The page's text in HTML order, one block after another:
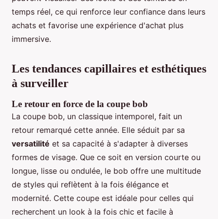
temps réel, ce qui renforce leur confiance dans leurs
achats et favorise une expérience d'achat plus
immersive.
Les tendances capillaires et esthétiques
à surveiller
Le retour en force de la coupe bob
La coupe bob, un classique intemporel, fait un
retour remarqué cette année. Elle séduit par sa
versatilité et sa capacité à s'adapter à diverses
formes de visage. Que ce soit en version courte ou
longue, lisse ou ondulée, le bob offre une multitude
de styles qui reflètent à la fois élégance et
modernité. Cette coupe est idéale pour celles qui
recherchent un look à la fois chic et facile à